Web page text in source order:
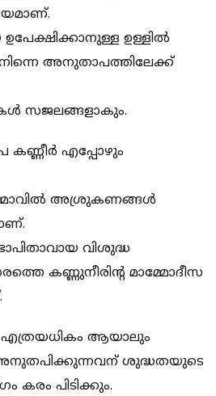
ഉള്ളിൽ
നിന്നെ അനുതാപത്തിലേക്ക്
സജലങ്ങളാകും.
എപ്പോഴും
അശ്രുകണങ്ങൾ
വിശുദ്ധ
കണ്ണുനീരിൻ്റ മാമ്മോദീസ
ആയാലും
ശുദ്ധതയുടെ
കരം പിടിക്കും.